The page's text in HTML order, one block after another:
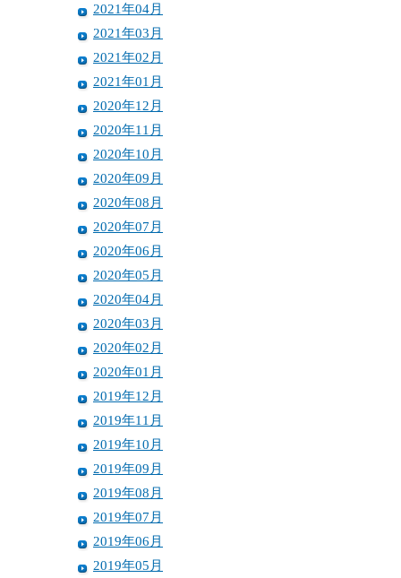
2021年04月
2021年03月
2021年02月
2021年01月
2020年12月
2020年11月
2020年10月
2020年09月
2020年08月
2020年07月
2020年06月
2020年05月
2020年04月
2020年03月
2020年02月
2020年01月
2019年12月
2019年11月
2019年10月
2019年09月
2019年08月
2019年07月
2019年06月
2019年05月